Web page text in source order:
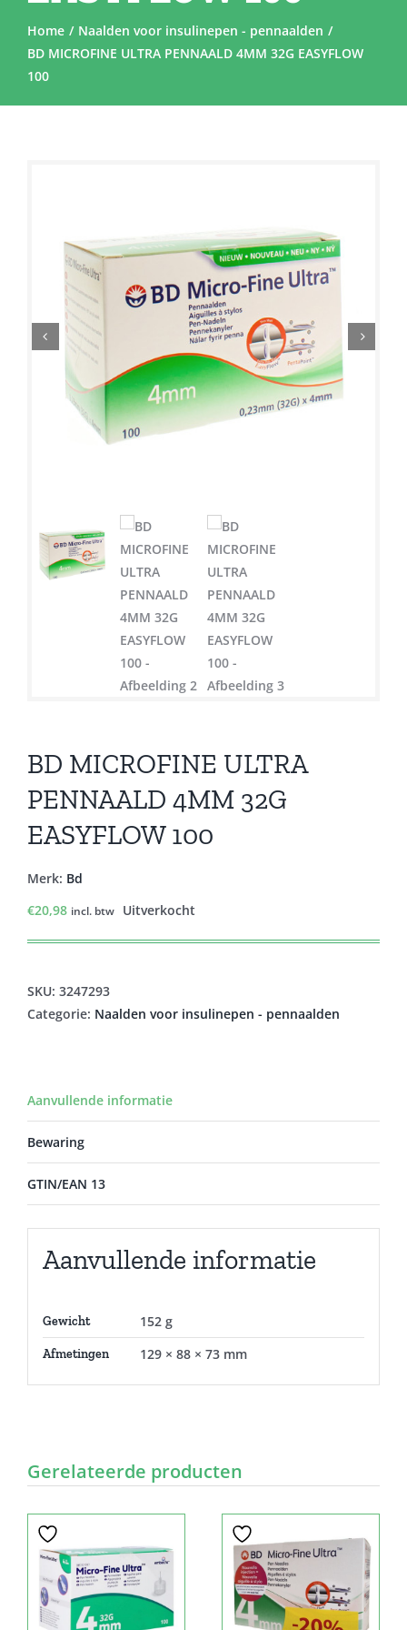
Home
Naalden voor insulinepen - pennaalden
BD MICROFINE ULTRA PENNAALD 4MM 32G EASYFLOW
100
BD MICROFINE ULTRA
PENNAALD 4MM 32G
EASYFLOW 100
Merk: Bd
€20,98 incl. btw Uitverkocht
SKU: 3247293
Categorie: Naalden voor insulinepen - pennaalden
Aanvullende informatie
Bewaring
GTIN/EAN 13
Aanvullende informatie
Gewicht 152 g
Afmetingen 129 × 88 × 73 mm
Gerelateerde producten